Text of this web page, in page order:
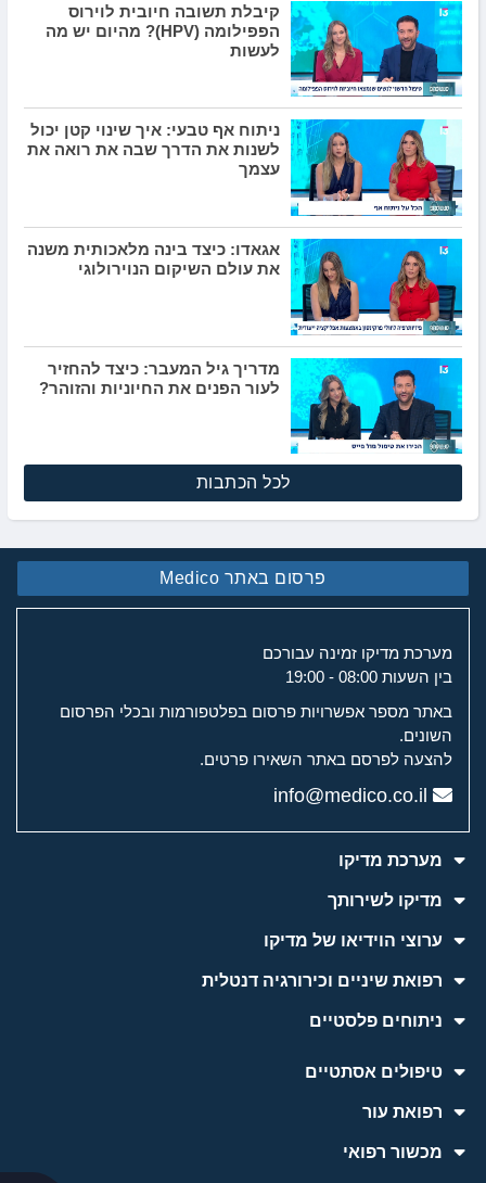
קיבלת תשובה חיובית לוירוס
הפפילומה (HPV)? מהיום יש מה
לעשות
ניתוח אף טבעי: איך שינוי קטן יכול
לשנות את הדרך שבה את רואה את
עצמך
אגאדו: כיצד בינה מלאכותית משנה
את עולם השיקום הנוירולוגי
מדריך גיל המעבר: כיצד להחזיר
לעור הפנים את החיוניות והזוהר?
לכל הכתבות
פרסום באתר Medico
מערכת מדיקו זמינה עבורכם
בין השעות 08:00 - 19:00
באתר מספר אפשרויות פרסום בפלטפורמות ובכלי הפרסום
השונים.
להצעה לפרסם באתר השאירו פרטים.
info@medico.co.il
מערכת מדיקו
מדיקו לשירותך
ערוצי הוידיאו של מדיקו
רפואת שיניים וכירורגיה דנטלית
ניתוחים פלסטיים
טיפולים אסתטיים
רפואת עור
מכשור רפואי